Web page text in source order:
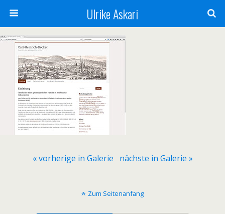
Ulrike Askari
« vorherige in Galerie nächste in Galerie »
Zum Seitenanfang